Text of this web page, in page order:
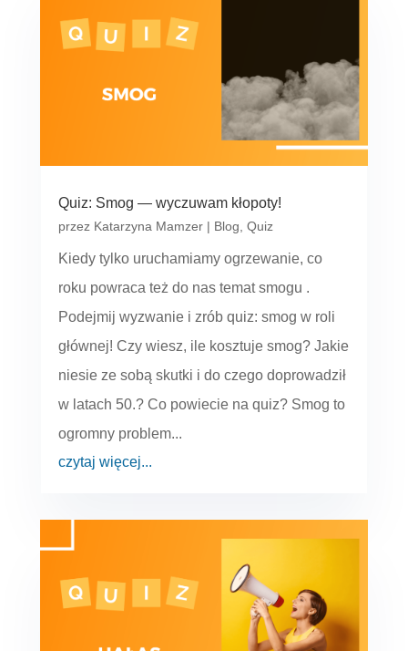
Quiz: Smog — wyczuwam kłopoty!
przez Katarzyna Mamzer| Blog, Quiz
Kiedy tylko uruchamiamy ogrzewanie, co
roku powraca też do nas temat smogu .
Podejmij wyzwanie i zrób quiz: smog w roli
głównej! Czy wiesz, ile kosztuje smog? Jakie
niesie ze sobą skutki i do czego doprowadził
w latach 50.? Co powiecie na quiz? Smog to
ogromny problem...
czytaj więcej...